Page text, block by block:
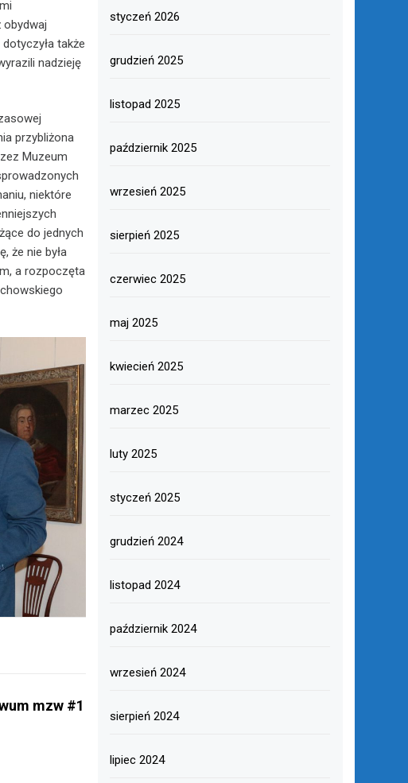
także
nadzieję
przybliżona
Muzeum
niektóre
do jednych
że nie była
a rozpoczęta
mzw #1
styczeń 2026
grudzień 2025
listopad 2025
październik 2025
wrzesień 2025
sierpień 2025
czerwiec 2025
maj 2025
kwiecień 2025
marzec 2025
luty 2025
styczeń 2025
grudzień 2024
listopad 2024
październik 2024
wrzesień 2024
sierpień 2024
lipiec 2024